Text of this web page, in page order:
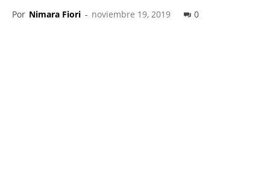
Por Nimara Fiori - noviembre 19, 2019 0